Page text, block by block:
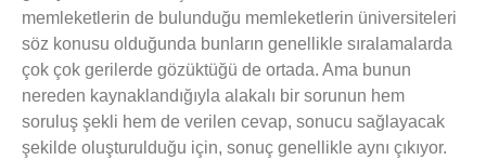
memleketlerin de bulunduğu memleketlerin üniversiteleri
söz konusu olduğunda bunların genellikle sıralamalarda
çok çok gerilerde gözüktüğü de ortada. Ama bunun
nereden kaynaklandığıyla alakalı bir sorunun hem
soruluş şekli hem de verilen cevap, sonucu sağlayacak
şekilde oluşturulduğu için, sonuç genellikle aynı çıkıyor.